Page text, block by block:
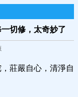
切修，太奇妙了
莊嚴自心，清淨自